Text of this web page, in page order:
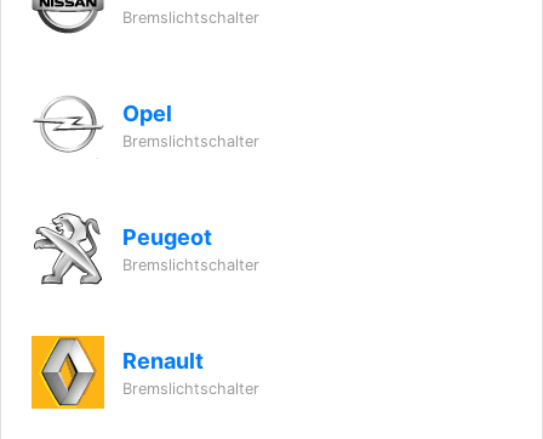
Bremslichtschalter
Opel
Bremslichtschalter
Peugeot
Bremslichtschalter
Renault
Bremslichtschalter